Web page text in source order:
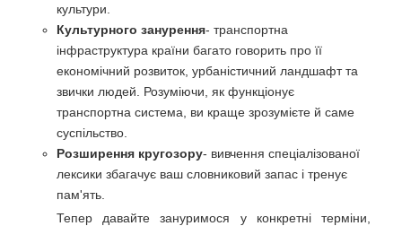
культури.
Культурного занурення- транспортна
інфраструктура країни багато говорить про її
економічний розвиток, урбаністичний ландшафт та
звички людей. Розуміючи, як функціонує
транспортна система, ви краще зрозумієте й саме
суспільство.
Розширення кругозору- вивчення спеціалізованої
лексики збагачує ваш словниковий запас і тренує
пам'ять.
Тепер давайте зануримося у конкретні терміни,